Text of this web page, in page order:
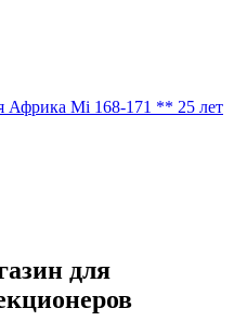
Африка Mi 168-171 ** 25 лет
для